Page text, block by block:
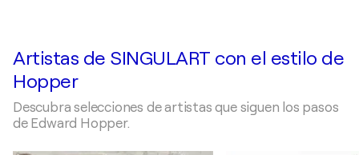
Artistas de SINGULART con el estilo de
Hopper
Descubra selecciones de artistas que siguen los pasos
de Edward Hopper.